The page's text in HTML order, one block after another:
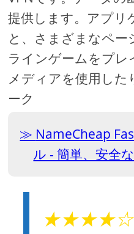
提供します。アプリ
と、さまざまなペー
ラインゲームをプ
メディアを使用した
ーク
NameCheap
ル - 簡単、安全
★★★★☆